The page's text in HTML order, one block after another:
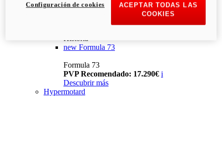
Historia
new Formula 73
Formula 73
PVP Recomendado: 17.290€ i
Descubrir más
Hypermotard
ACEPTAR TODAS LAS
COOKIES
Configuración de cookies